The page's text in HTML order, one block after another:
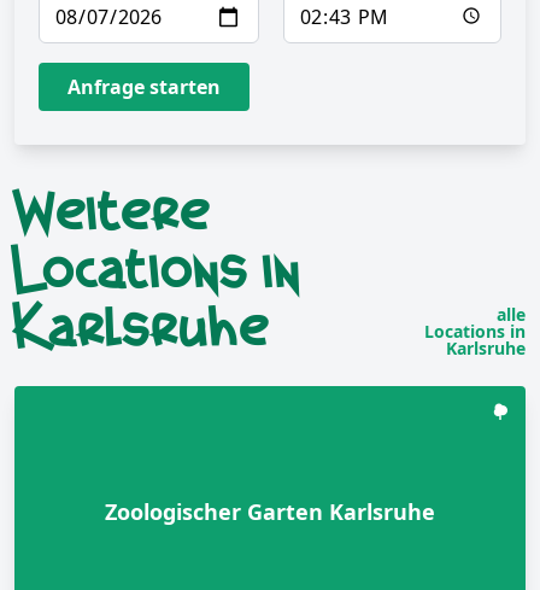
Anfrage starten
Weitere
Locations in
Karlsruhe
alle
Locations in
Karlsruhe
Zoologischer Garten Karlsruhe